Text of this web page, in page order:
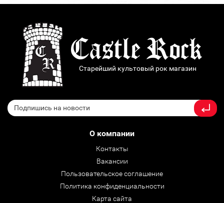
Старейший культовый рок магазин
О компании
Контакты
Вакансии
Пользовательское соглашение
Политика конфиденциальности
Карта сайта